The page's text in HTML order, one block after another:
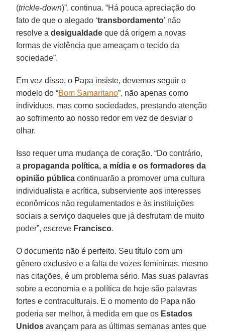
(trickle-down)”, continua. “Há pouca apreciação do
fato de que o alegado ‘transbordamento’ não
resolve adesigualdade que dá origem a novas
formas de violência que ameaçam o tecido da
sociedade”.
Em vez disso, o Papa insiste, devemos seguir o
modelo do “Bom Samaritano”, não apenas como
indivíduos, mas como sociedades, prestando atenção
ao sofrimento ao nosso redor em vez de desviar o
olhar.
Isso requer uma mudança de coração. “Do contrário,
a propaganda política, a mídia e os formadores da
opinião pública continuarão a promover uma cultura
individualista e acrítica, subserviente aos interesses
econômicos não regulamentados e às instituições
sociais a serviço daqueles que já desfrutam de muito
poder”, escreve Francisco.
O documento não é perfeito. Seu título com um
gênero exclusivo e a falta de vozes femininas, mesmo
nas citações, é um problema sério. Mas suas palavras
sobre a economia e a política de hoje são palavras
fortes e contraculturais. E o momento do Papa não
poderia ser melhor, à medida em que os Estados
Unidos avançam para as últimas semanas antes que